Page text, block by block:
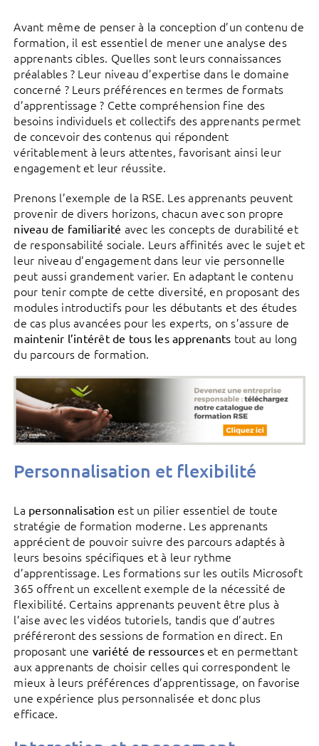
Avant même de penser à la conception d’un contenu de
formation, il est essentiel de mener une analyse des
apprenants cibles. Quelles sont leurs connaissances
préalables ? Leur niveau d’expertise dans le domaine
concerné ? Leurs préférences en termes de formats
d’apprentissage ? Cette compréhension fine des
besoins individuels et collectifs des apprenants permet
de concevoir des contenus qui répondent
véritablement à leurs attentes, favorisant ainsi leur
engagement et leur réussite.
Prenons l’exemple de la RSE. Les apprenants peuvent
provenir de divers horizons, chacun avec son propre
niveau de familiarité avec les concepts de durabilité et
de responsabilité sociale. Leurs affinités avec le sujet et
leur niveau d’engagement dans leur vie personnelle
peut aussi grandement varier. En adaptant le contenu
pour tenir compte de cette diversité, en proposant des
modules introductifs pour les débutants et des études
de cas plus avancées pour les experts, on s’assure de
maintenir l’intérêt de tous les apprenants tout au long
du parcours de formation.
Personnalisation et flexibilité
La personnalisation est un pilier essentiel de toute
stratégie de formation moderne. Les apprenants
apprécient de pouvoir suivre des parcours adaptés à
leurs besoins spécifiques et à leur rythme
d’apprentissage. Les formations sur les outils Microsoft
365 offrent un excellent exemple de la nécessité de
flexibilité. Certains apprenants peuvent être plus à
l’aise avec les vidéos tutoriels, tandis que d’autres
préféreront des sessions de formation en direct. En
proposant une variété de ressourceset en permettant
aux apprenants de choisir celles qui correspondent le
mieux à leurs préférences d’apprentissage, on favorise
une expérience plus personnalisée et donc plus
efficace.